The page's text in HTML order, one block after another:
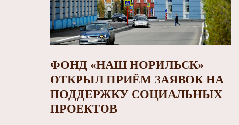
ФОНД «НАШ НОРИЛЬСК»
ОТКРЫЛ ПРИЁМ ЗАЯВОК НА
ПОДДЕРЖКУ СОЦИАЛЬНЫХ
ПРОЕКТОВ